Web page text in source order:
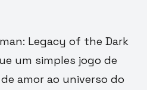
Legacy of the Dark
um simples jogo de
amor ao universo do